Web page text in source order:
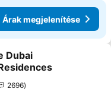
Árak megjelenítése
a kedvencekhez
Dubai
2696